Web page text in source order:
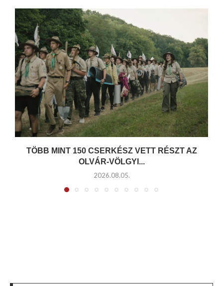
TÖBB MINT 150 CSERKÉSZ VETT RÉSZT AZ
OLVÁR-VÖLGYI...
2026.08.05.